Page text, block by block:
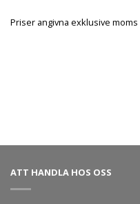
Priser angivna exklusive moms
ATT HANDLA HOS OSS